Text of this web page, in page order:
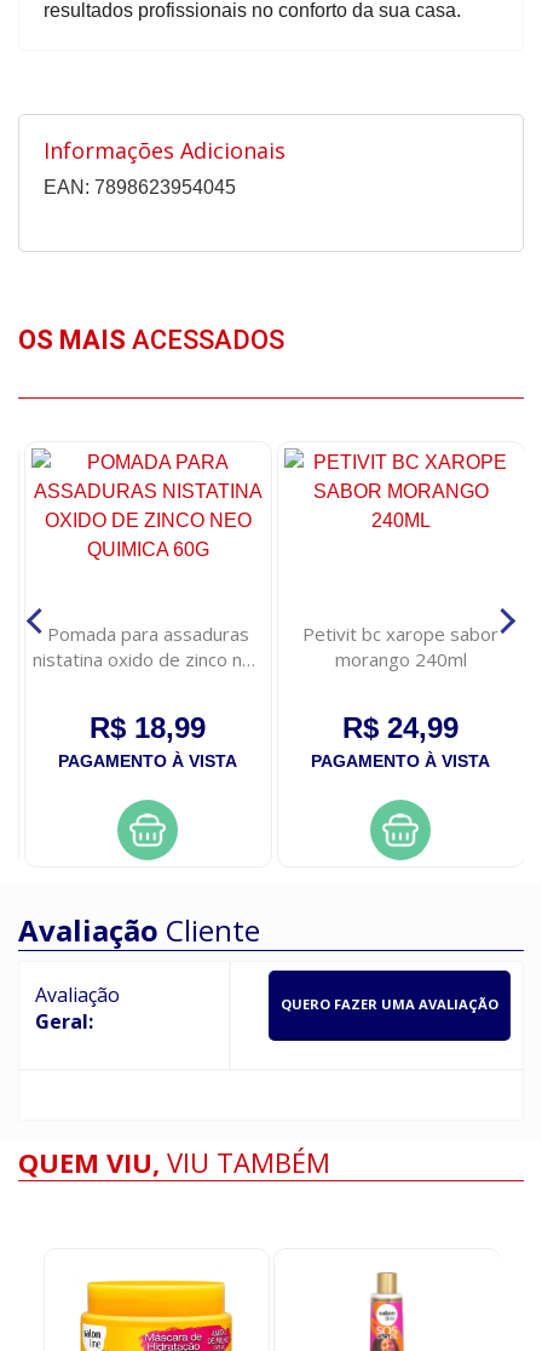
resultados profissionais no conforto da sua casa.
Informações Adicionais
EAN: 7898623954045
OS MAIS ACESSADOS
Pomada para assaduras
nistatina oxido de zinco neo
R$ 18,99
PAGAMENTO À VISTA
Petivit bc xarope sabor
morango 240ml
R$ 24,99
PAGAMENTO À VISTA
Avaliação Cliente
Avaliação
Geral:
QUERO FAZER UMA AVALIAÇÃO
QUEM VIU, VIU TAMBÉM